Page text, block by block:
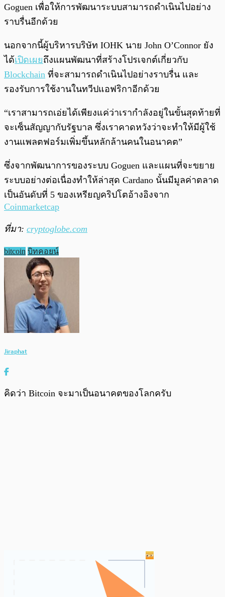
Goguen เพื่อให้การพัฒนาระบบสามารถดำเนินไปอย่าง
ราบรื่นอีกด้วย
นอกจากนี้ผู้บริหารบริษัท IOHK นาย John O’Connor ยัง
ได้เปิดเผยถึงแผนพัฒนาที่สร้างโปรเจกต์เกี่ยวกับ
Blockchain ที่จะสามารถดำเนินไปอย่างราบรื่น และ
รองรับการใช้งานในทวีปแอฟริกาอีกด้วย
“เราสามารถเอ่ยได้เพียงแค่ว่าเรากำลังอยู่ในขั้นสุดท้ายที่
จะเซ็นสัญญากับรัฐบาล ซึ่งเราคาดหวังว่าจะทำให้มีผู้ใช้
งานแพลตฟอร์มเพิ่มขึ้นหลักล้านคนในอนาคต”
ซึ่งจากพัฒนาการของระบบ Goguen และแผนที่จะขยาย
ระบบอย่างต่อเนื่องทำให้ล่าสุด Cardano นั้นมีมูลค่าตลาด
เป็นอันดับที่ 5 ของเหรียญคริปโตอ้างอิงจาก
Coinmarketcap
ที่มา: cryptoglobe.com
bitcoin บิทคอยน์
Jiraphat
คิดว่า Bitcoin จะมาเป็นอนาคตของโลกครับ